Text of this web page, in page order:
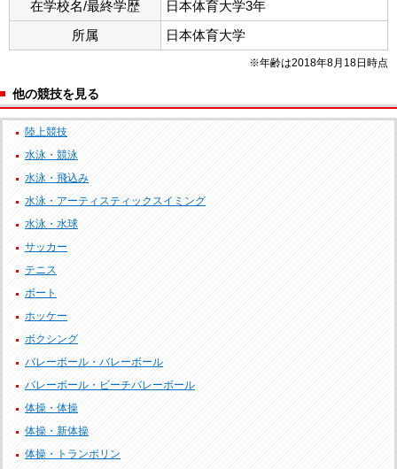
在学校名/最終学歴
日本体育大学3年
所属
日本体育大学
※年齢は2018年8月18日時点
他の競技を見る
陸上競技
水泳・競泳
水泳・飛込み
水泳・アーティスティックスイミング
水泳・水球
サッカー
テニス
ボート
ホッケー
ボクシング
バレーボール・バレーボール
バレーボール・ビーチバレーボール
体操・体操
体操・新体操
体操・トランポリン